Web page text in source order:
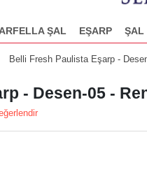
ŞAL EŞARP ŞAL
Belli Fresh Paulista Eşarp -
- Desen-05 -